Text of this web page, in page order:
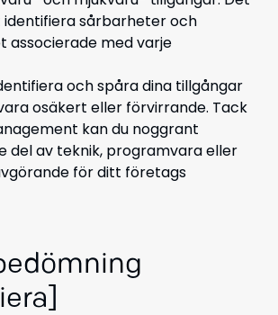
identifiera sårbarheter och
associerade med varje
och spåra dina tillgångar
osäkert eller förvirrande. Tack
kan du noggrant
del av teknik, programvara eller
för ditt företags